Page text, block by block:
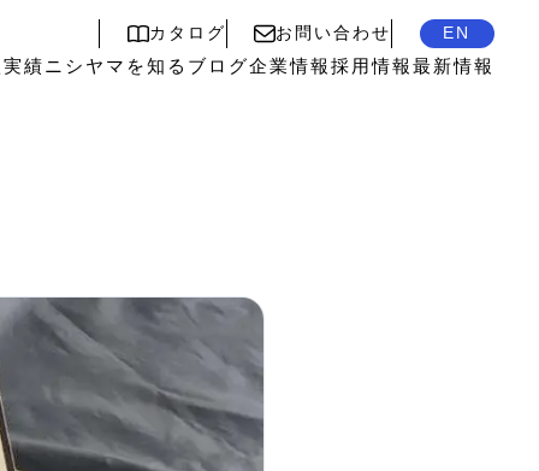
績ニシヤマを知る ブログ企業情報採用情報最新情報
カタログ お問い合わせ EN